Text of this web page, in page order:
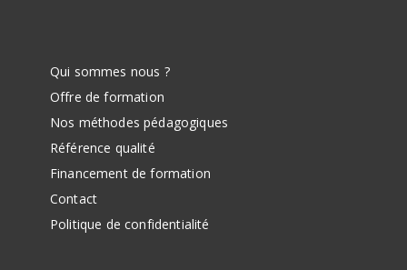
Qui sommes nous ?
Offre de formation
Nos méthodes pédagogiques
Référence qualité
Financement de formation
Contact
Politique de confidentialité